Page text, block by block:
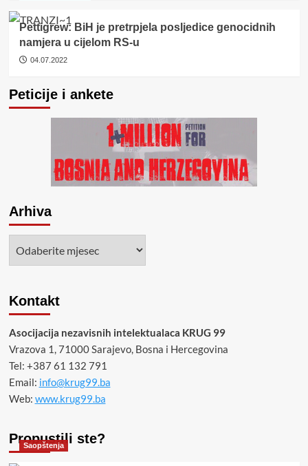
Pettigrew: BiH je pretrpjela posljedice genocidnih
namjera u cijelom RS-u
04.07.2022
Peticije i ankete
Arhiva
Kontakt
Asocijacija nezavisnih intelektualaca KRUG 99
Vrazova 1, 71000 Sarajevo, Bosna i Hercegovina
Tel: +387 61 132 791
Email: info@krug99.ba
Web: www.krug99.ba
Propustili ste?
Saopštenja